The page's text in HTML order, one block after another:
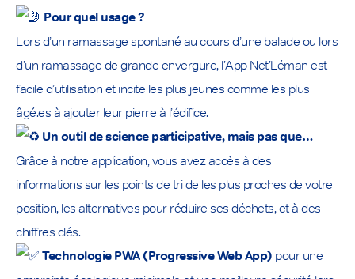
Pour quel usage ?
Lors d’un ramassage spontané au cours d’une balade ou lors
d’un ramassage de grande envergure, l’App Net’Léman est
facile d’utilisation et incite les plus jeunes comme les plus
âgé.es à ajouter leur pierre à l’édifice.
Un outil de science participative, mais pas que…
Grâce à notre application, vous avez accès à des
informations sur les points de tri de les plus proches de votre
position, les alternatives pour réduire ses déchets, et à des
chiffres clés.
Technologie PWA (Progressive Web App) pour une